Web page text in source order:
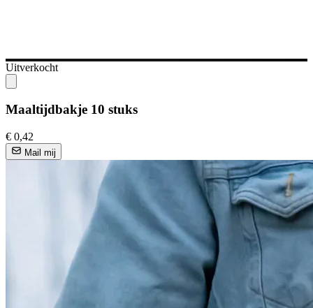
Uitverkocht
Maaltijdbakje 10 stuks
€ 0,42
Mail mij